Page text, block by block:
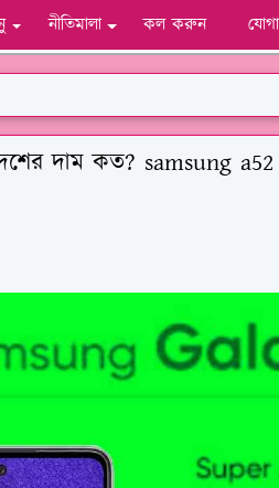
নীতিমালা কল করুন
দাম কত? samsung